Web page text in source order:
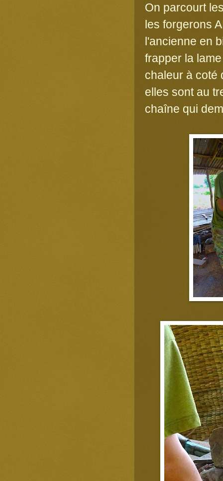
On parcourt
les forgerons
l'ancienne en
frapper la
chaleur à coté
elles sont au
chaîne qui